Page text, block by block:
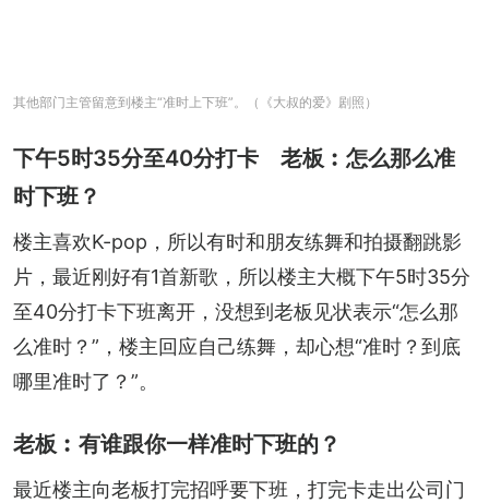
其他部门主管留意到楼主“准时上下班”。（《大叔的爱》剧照）
下午5时35分至40分打卡 老板︰怎么那么准
时下班？
楼主喜欢K-pop，所以有时和朋友练舞和拍摄翻跳影
片，最近刚好有1首新歌，所以楼主大概下午5时35分
至40分打卡下班离开，没想到老板见状表示“怎么那
么准时？”，楼主回应自己练舞，却心想“准时？到底
哪里准时了？”。
老板︰有谁跟你一样准时下班的？
最近楼主向老板打完招呼要下班，打完卡走出公司门